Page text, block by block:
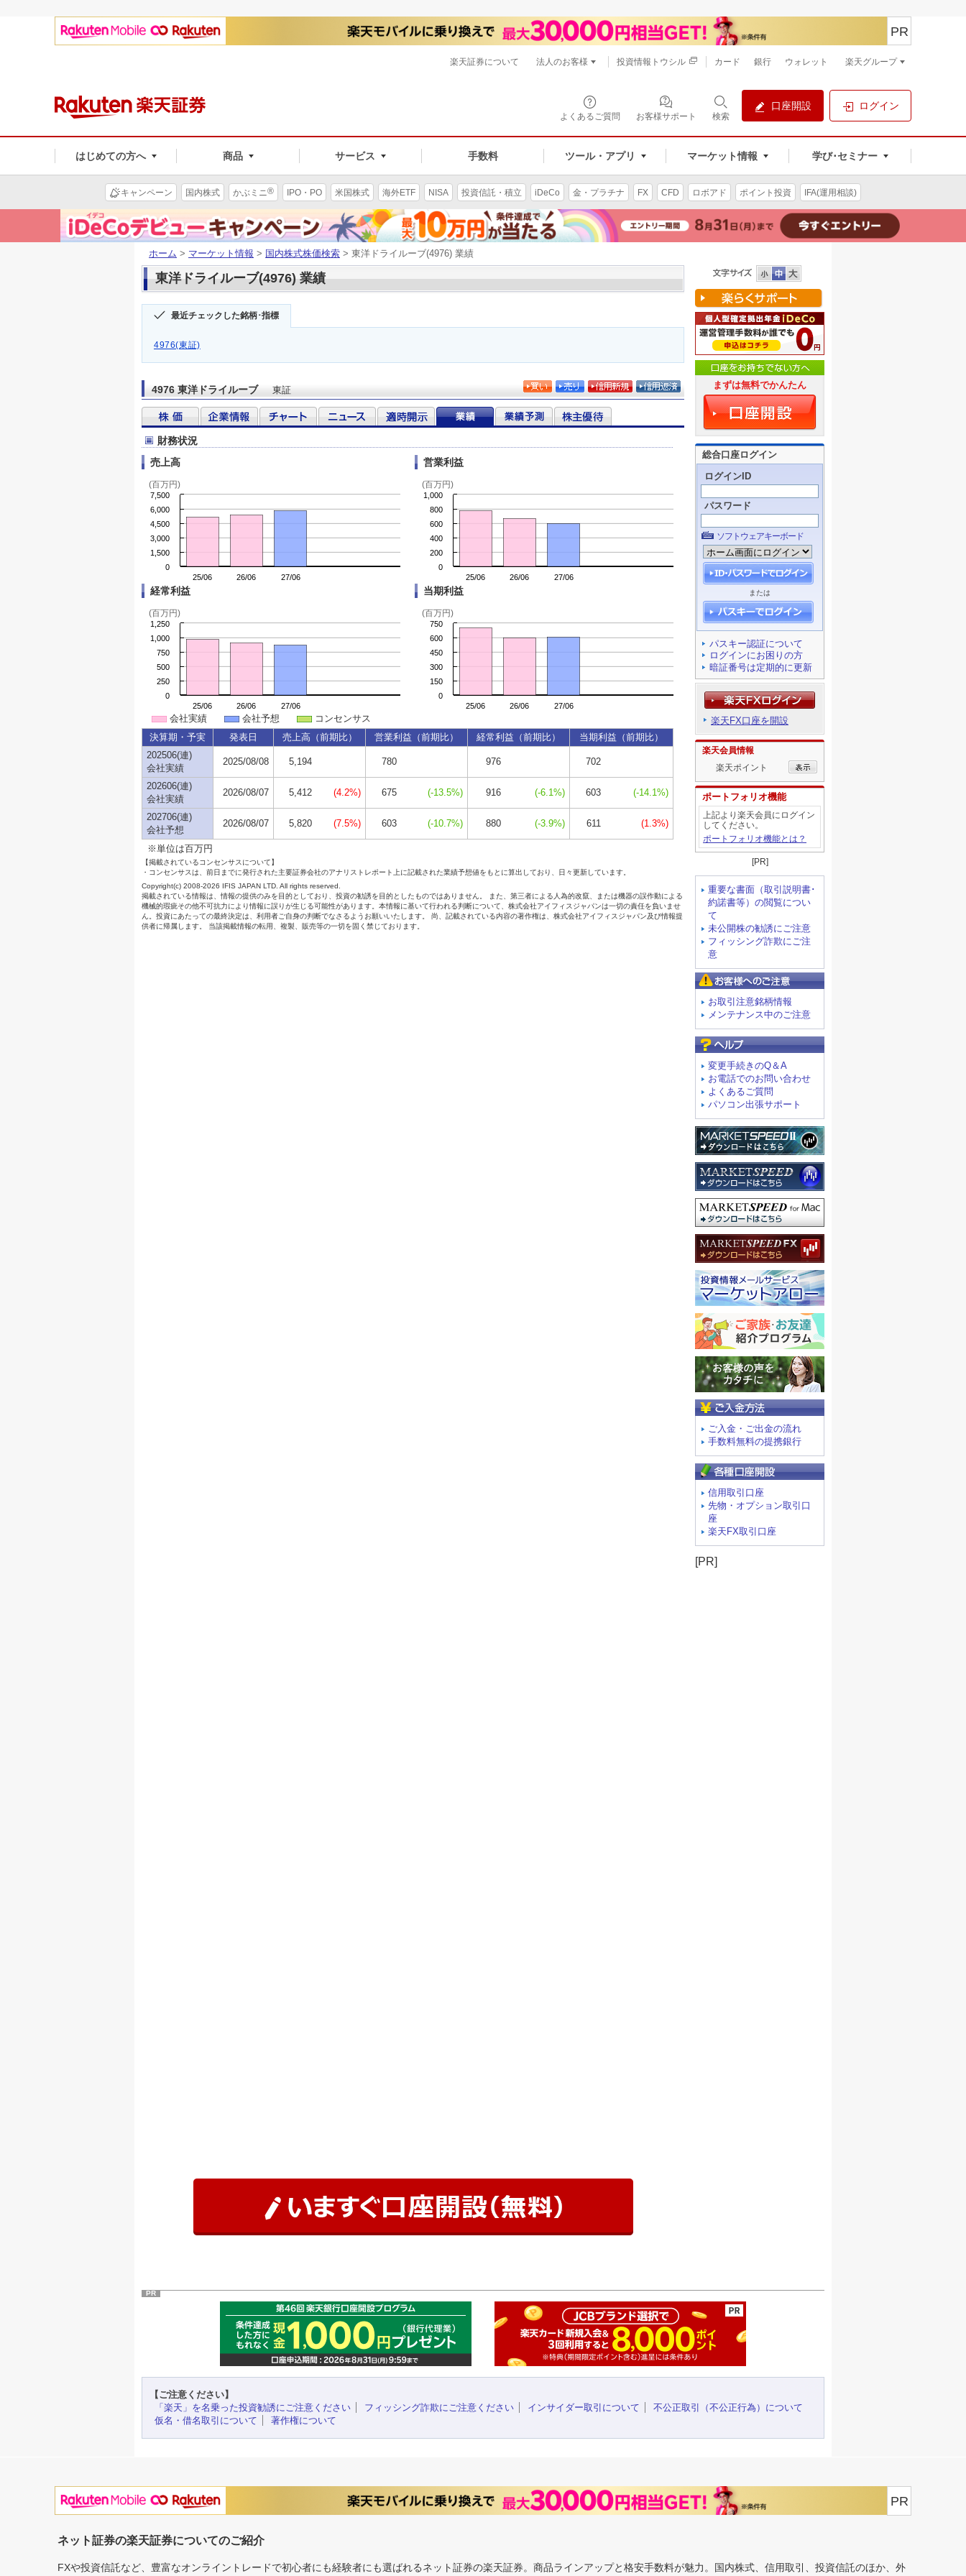
よくあるご質問 お客様サポート 検索
口座開設 ログイン
はじめての方へ 商品 サービス 手数料 ツール・アプリ マーケット情報 学び･セミナー
PR
楽天証券について 法人のお客様 投資情報トウシル カード 銀行 ウォレット 楽天グループ
キャンペーン 国内株式 かぶミニ® IPO・PO 米国株式 海外ETF NISA 投資信託・積立 iDeCo 金・プラチナ FX CFD ロボアド ポイント投資 IFA(運用相談)
ホーム > マーケット情報 > 国内株式株価検索 > 東洋ドライルーブ(4976) 業績
東洋ドライルーブ(4976) 業績
最近チェックした銘柄･指標
4976(東証)
4976 東洋ドライルーブ 東証 まずは無料でかんたん
総合口座ログイン
ログインID
パスワード
ソフトウェアキーボード
または
パスキー認証について
ログインにお困りの方
暗証番号は定期的に更新
楽天FX口座を開設
楽天会員情報
楽天ポイント
ポートフォリオ機能
上記より楽天会員にログイン
してください。
ポートフォリオ機能とは？
[PR]
重要な書面（取引説明書･
約諾書等）の閲覧につい
て
未公開株の勧誘にご注意
フィッシング詐欺にご注
意
お取引注意銘柄情報
メンテナンス中のご注意
変更手続きのQ＆A
お電話でのお問い合わせ
よくあるご質問
パソコン出張サポート
ご入金・ご出金の流れ
手数料無料の提携銀行
信用取引口座
先物・オプション取引口
座
楽天FX取引口座
[PR]
PR
【ご注意ください】
「楽天」を名乗った投資勧誘にご注意ください
フィッシング詐欺にご注意ください インサイダー取引について
不公正取引（不公正行為）について
仮名・借名取引について
著作権について
PR
ネット証券の楽天証券についてのご紹介
FXや投資信託など、豊富なオンライントレードで初心者にも経験者にも選ばれるネット証券の楽天証券。商品ラインアップと格安手数料が魅力。国内株式、信用取引、投資信託のほか、外